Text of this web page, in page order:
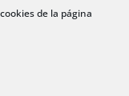
de la página